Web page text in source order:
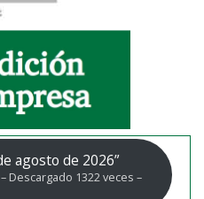
agosto de 2026”
Descargado 1322 veces –